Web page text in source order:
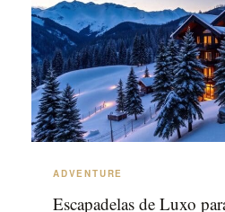
ADVENTURE
Escapadelas de Luxo